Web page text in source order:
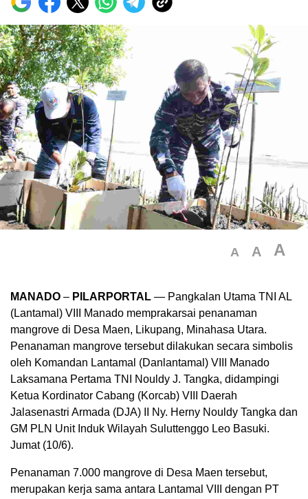
A A A
MANADO – PILARPORTAL — Pangkalan Utama TNI AL
(Lantamal) VIII Manado memprakarsai penanaman
mangrove di Desa Maen, Likupang, Minahasa Utara.
Penanaman mangrove tersebut dilakukan secara simbolis
oleh Komandan Lantamal (Danlantamal) VIII Manado
Laksamana Pertama TNI Nouldy J. Tangka, didampingi
Ketua Kordinator Cabang (Korcab) VIII Daerah
Jalasenastri Armada (DJA) II Ny. Herny Nouldy Tangka dan
GM PLN Unit Induk Wilayah Suluttenggo Leo Basuki.
Jumat (10/6).
Penanaman 7.000 mangrove di Desa Maen tersebut,
merupakan kerja sama antara Lantamal VIII dengan PT